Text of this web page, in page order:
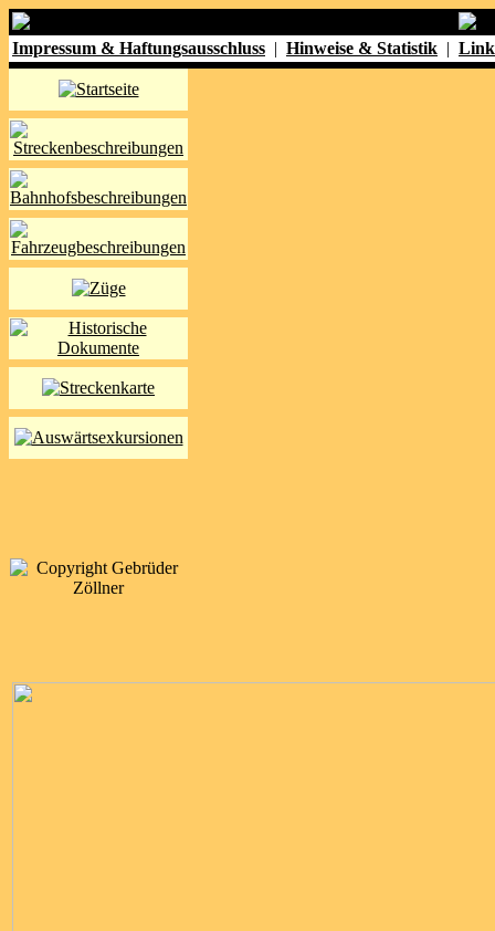
Impressum & Haftungsausschluss | Hinweise & Statistik |